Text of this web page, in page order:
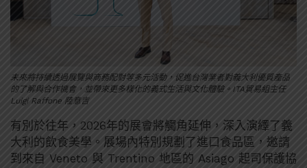
未來將持續透過展覽與商務配對等多元活動，促進台灣業者對義大利優質產品
的了解與合作機會，並帶來更多樣化的義式生活與文化體驗。ITA貿易組主任
Luigi Raffone 陸意吉
有別於往年，2026年的展會將觸角延伸，深入演繹了義
大利的飲食美學。展場內特別規劃了進口食品區，邀請
到來自 Veneto 與 Trentino 地區的 Asiago 起司保護協